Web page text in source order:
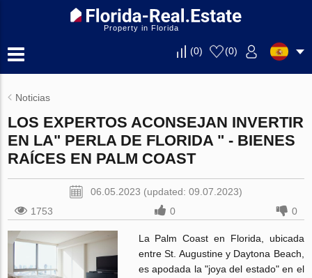
Property in Florida
(0) (0)
Noticias
LOS EXPERTOS ACONSEJAN INVERTIR
EN LA" PERLA DE FLORIDA " - BIENES
RAÍCES EN PALM COAST
06.05.2023 (updated: 09.07.2023)
1753
0 0
La Palm Coast en Florida, ubicada
entre St. Augustine y Daytona Beach,
es apodada la "joya del estado" en el